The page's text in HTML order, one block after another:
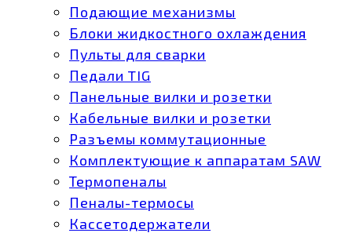
Подающие механизмы
Блоки жидкостного охлаждения
Пульты для сварки
Педали TIG
Панельные вилки и розетки
Кабельные вилки и розетки
Разъемы коммутационные
Комплектующие к аппаратам SAW
Термопеналы
Пеналы-термосы
Кассетодержатели